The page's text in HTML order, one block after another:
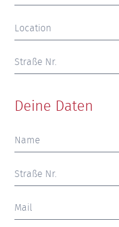
Deine Daten